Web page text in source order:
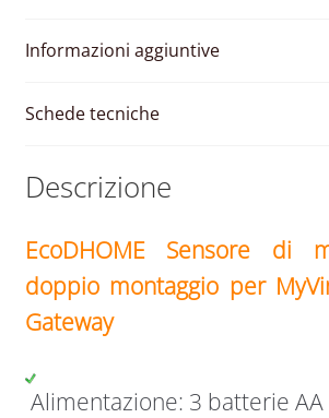
Informazioni aggiuntive
Schede tecniche
Descrizione
EcoDHOME Sensore di
doppio montaggio per
Gateway
Alimentazione: 3 batterie AA